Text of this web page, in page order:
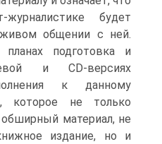
журналистике будет
общении с ней.
подготовка и
и CD-версиях
к данному
которое не только
материал, не
издание, но и